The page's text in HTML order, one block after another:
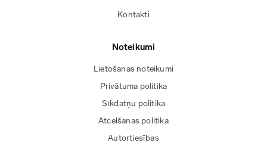
Kontakti
Noteikumi
Lietošanas noteikumi
Privātuma politika
Sīkdatņu politika
Atcelšanas politika
Autortiesības